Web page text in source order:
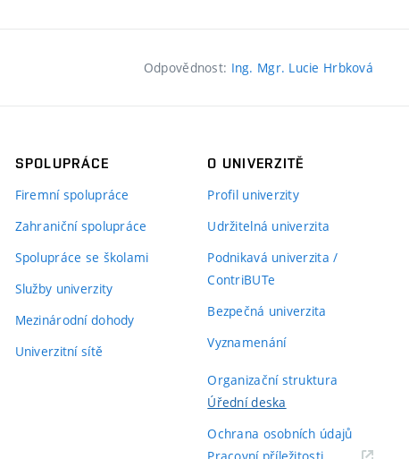
Odpovědnost: Ing. Mgr. Lucie Hrbková
SPOLUPRÁCE
Firemní spolupráce
Zahraniční spolupráce
Spolupráce se školami
Služby univerzity
Mezinárodní dohody
Univerzitní sítě
O UNIVERZITĚ
Profil univerzity
Udržitelná univerzita
Podnikavá univerzita /
ContriBUTe
Bezpečná univerzita
Vyznamenání
Organizační struktura
Úřední deska
Ochrana osobních údajů
(externí